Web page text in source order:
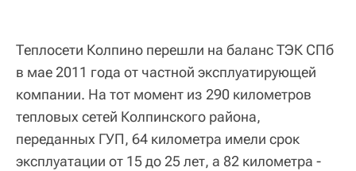
Теплосети Колпино перешли на баланс ТЭК СПб
в мае 2011 года от частной эксплуатирующей
компании. На тот момент из 290 километров
тепловых сетей Колпинского района,
переданных ГУП, 64 километра имели срок
эксплуатации от 15 до 25 лет, а 82 километра -